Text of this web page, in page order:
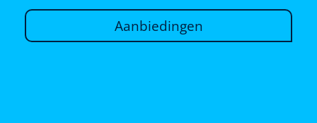
Aanbiedingen